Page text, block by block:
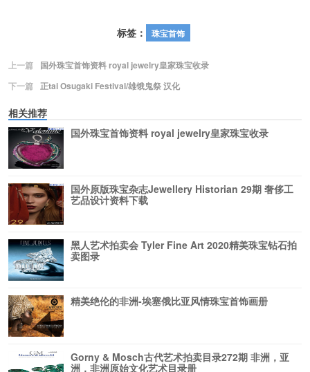
标签： 珠宝首饰
上一篇
国外珠宝首饰资料 royal jewelry皇家珠宝收录
下一篇 正tai Osugaki Festival/雄饿鬼祭 汉化
相关推荐
国外珠宝首饰资料 royal jewelry皇家珠宝收录
国外原版珠宝杂志Jewellery Historian 29期 奢侈工
艺品设计资料下载
黑人艺术拍卖会 Tyler Fine Art 2020精美珠宝钻石拍
卖图录
精美绝伦的非洲-埃塞俄比亚风情珠宝首饰画册
Gorny & Mosch古代艺术拍卖目录272期 非洲，亚
洲，非洲原始文化艺术目录册